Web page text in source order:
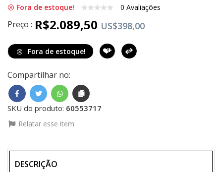
Fora de estoque! 0 Avaliações
Preço : R$2.089,50 US$398,00
Fora de estoque!
Compartilhar no:
SKU do produto: 60553717
Relatar esse item
DESCRIÇÃO